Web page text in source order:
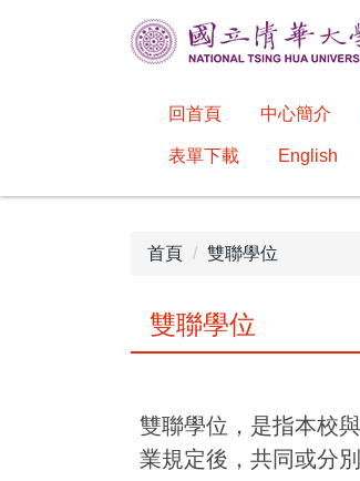
回首頁 中心簡介
表單下載 English
首頁 雙聯學位
雙聯學位
雙聯學位，是指本校
業規定後，共同或分別